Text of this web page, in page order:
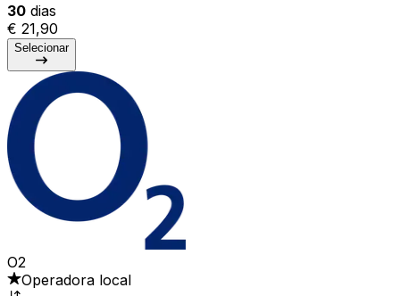
30 dias
€ 21,90
Selecionar
O2
Operadora local